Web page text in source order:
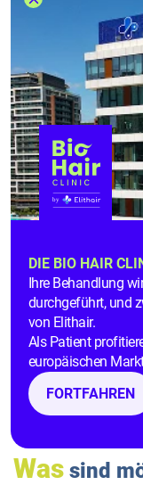
Stammzellen,
wurden, in die
zurückgeführt
erst durch
entfaltet.
Die Vorteile
PRP-
Der
durch eine
wird, hält über
einer alleinigen
Behandlung
diesem Grund
Was sind
DIE BIO HAIR
Ihre Behandlung
durchgeführt, und
von Elithair.
Als Patient
europäischen
FORTFAHREN